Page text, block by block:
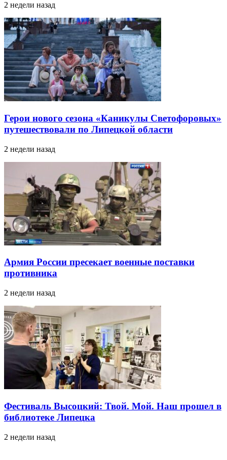
2 недели назад
Герои нового сезона «Каникулы Светофоровых»
путешествовали по Липецкой области
2 недели назад
Армия России пресекает военные поставки
противника
2 недели назад
Фестиваль Высоцкий: Твой. Мой. Наш прошел в
библиотеке Липецка
2 недели назад